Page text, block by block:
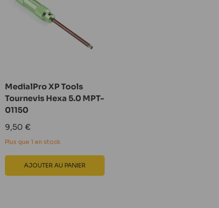
MedialPro XP Tools
Tournevis Hexa 5.0 MPT-
01150
Prix
réduit
9,50 €
Plus que 1 en stock
AJOUTER AU PANIER